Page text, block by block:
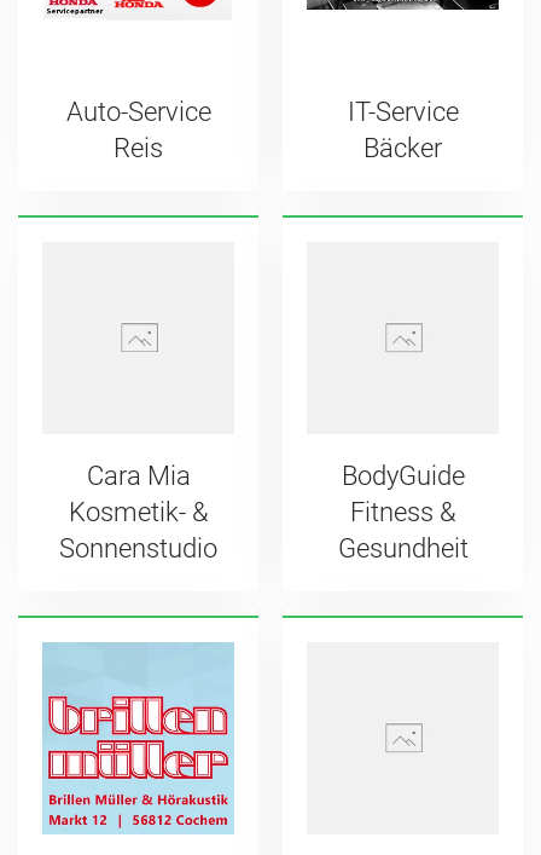
Auto-Service
Reis
IT-Service
Bäcker
Cara Mia
Kosmetik- &
Sonnenstudio
BodyGuide
Fitness &
Gesundheit